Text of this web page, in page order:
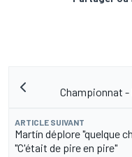
Championnat -
ARTICLE SUIVANT
Martín déplore "quelque
"C'était de pire en pire"